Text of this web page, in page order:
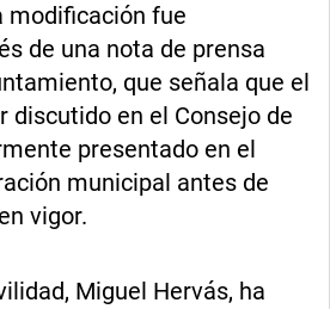
modificación fue
de una nota de prensa
que señala que el
discutido en el Consejo de
presentado en el
municipal antes de
vigor.
Miguel Hervás, ha